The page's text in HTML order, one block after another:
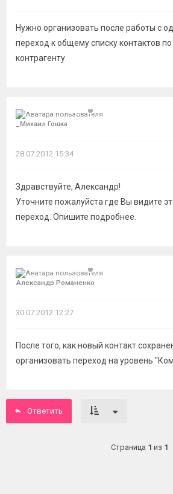
Нужно организовать после работы с
переход к общему списку контактов
контрагенту
_Миxаил Гошкa
28.07.2012 15:34
Здравствуйте, Александр!
Уточните пожалуйста где Вы видите
переход. Опишите подробнее.
Александр Романенко
30.07.2012 12:27
После того, как новый контакт
организовать переход на уровень
Ответить
Страница 1 из 1